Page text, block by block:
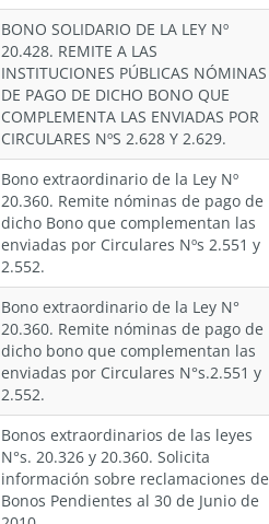
BONO SOLIDARIO DE LA LEY Nº
20.428. REMITE A LAS
INSTITUCIONES PÚBLICAS NÓMINAS
DE PAGO DE DICHO BONO QUE
COMPLEMENTA LAS ENVIADAS POR
CIRCULARES NºS 2.628 Y 2.629.
Bono extraordinario de la Ley Nº
20.360. Remite nóminas de pago de
dicho Bono que complementan las
enviadas por Circulares Nºs 2.551 y
2.552.
Bono extraordinario de la Ley N°
20.360. Remite nóminas de pago de
dicho bono que complementan las
enviadas por Circulares N°s.2.551 y
2.552.
Bonos extraordinarios de las leyes
N°s. 20.326 y 20.360. Solicita
información sobre reclamaciones de
Bonos Pendientes al 30 de Junio de